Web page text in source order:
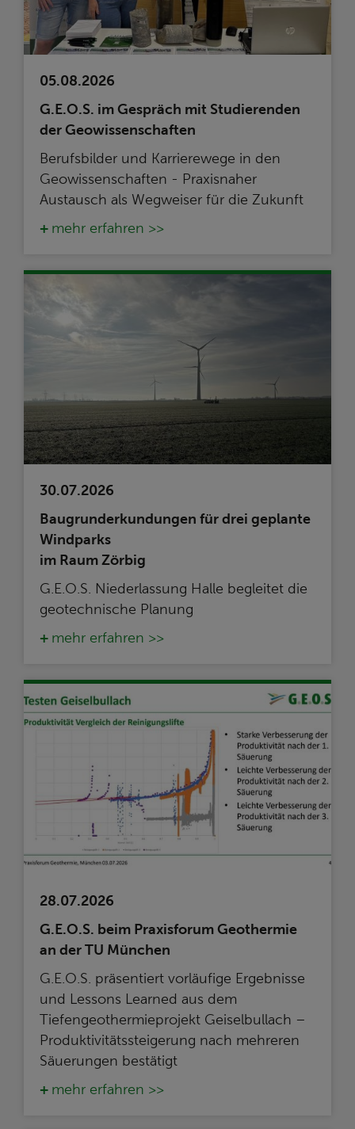
05.08.2026
G.E.O.S. im Gespräch mit Studierenden
der Geowissenschaften
Berufsbilder und Karrierewege in den
Geowissenschaften - Praxisnaher
Austausch als Wegweiser für die Zukunft
mehr erfahren >>
30.07.2026
Baugrunderkundungen für drei geplante
Windparks
im Raum Zörbig
G.E.O.S. Niederlassung Halle begleitet die
geotechnische Planung
mehr erfahren >>
28.07.2026
G.E.O.S. beim Praxisforum Geothermie
an der TU München
G.E.O.S. präsentiert vorläufige Ergebnisse
und Lessons Learned aus dem
Tiefengeothermieprojekt Geiselbullach –
Produktivitätssteigerung nach mehreren
Säuerungen bestätigt
mehr erfahren >>